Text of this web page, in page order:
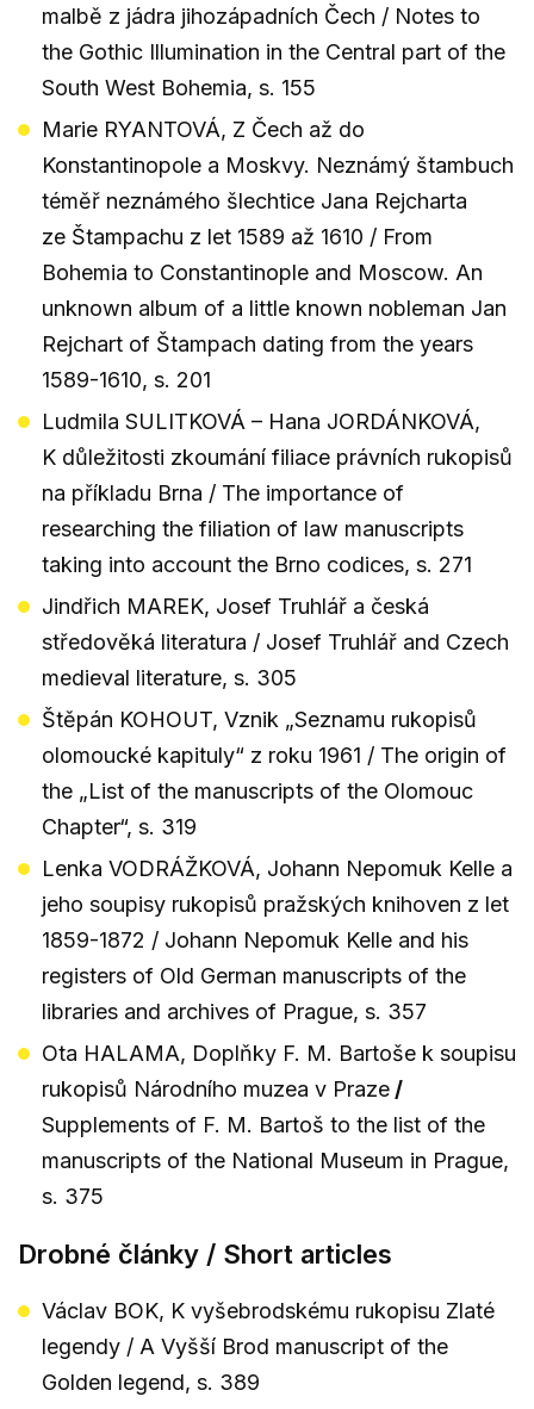
malbě z jádra jihozápadních Čech / Notes to
the Gothic Illumination in the Central part of the
South West Bohemia, s. 155
Marie RYANTOVÁ, Z Čech až do
Konstantinopole a Moskvy. Neznámý štambuch
téměř neznámého šlechtice Jana Rejcharta
ze Štampachu z let 1589 až 1610 / From
Bohemia to Constantinople and Moscow. An
unknown album of a little known nobleman Jan
Rejchart of Štampach dating from the years
1589-1610, s. 201
Ludmila SULITKOVÁ – Hana JORDÁNKOVÁ,
K důležitosti zkoumání filiace právních rukopisů
na příkladu Brna / The importance of
researching the filiation of law manuscripts
taking into account the Brno codices, s. 271
Jindřich MAREK, Josef Truhlář a česká
středověká literatura / Josef Truhlář and Czech
medieval literature, s. 305
Štěpán KOHOUT, Vznik „Seznamu rukopisů
olomoucké kapituly“ z roku 1961 / The origin of
the „List of the manuscripts of the Olomouc
Chapter“, s. 319
Lenka VODRÁŽKOVÁ, Johann Nepomuk Kelle a
jeho soupisy rukopisů pražských knihoven z let
1859-1872 / Johann Nepomuk Kelle and his
registers of Old German manuscripts of the
libraries and archives of Prague, s. 357
Ota HALAMA, Doplňky F. M. Bartoše k soupisu
rukopisů Národního muzea v Praze /
Supplements of F. M. Bartoš to the list of the
manuscripts of the National Museum in Prague,
s. 375
Drobné články / Short articles
Václav BOK, K vyšebrodskému rukopisu Zlaté
legendy / A Vyšší Brod manuscript of the
Golden legend, s. 389